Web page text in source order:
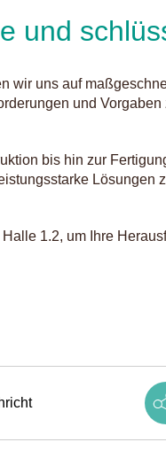
und
wir uns auf
und
bis hin zur
Lösungen
1.2, um Ihre